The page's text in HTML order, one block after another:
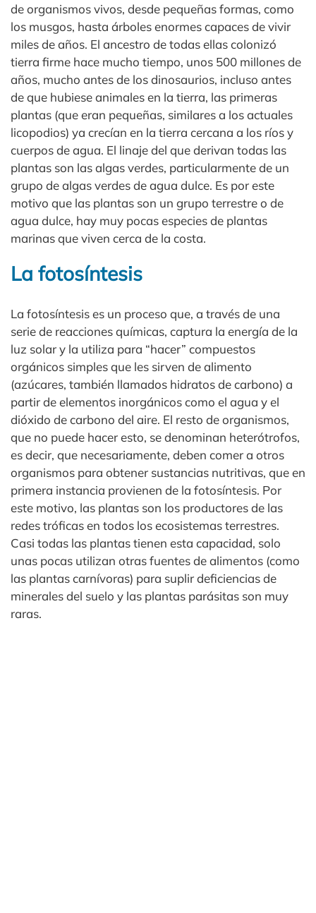
de organismos vivos, desde pequeñas formas, como
los musgos, hasta árboles enormes capaces de vivir
miles de años. El ancestro de todas ellas colonizó
tierra firme hace mucho tiempo, unos 500 millones de
años, mucho antes de los dinosaurios, incluso antes
de que hubiese animales en la tierra, las primeras
plantas (que eran pequeñas, similares a los actuales
licopodios) ya crecían en la tierra cercana a los ríos y
cuerpos de agua. El linaje del que derivan todas las
plantas son las algas verdes, particularmente de un
grupo de algas verdes de agua dulce. Es por este
motivo que las plantas son un grupo terrestre o de
agua dulce, hay muy pocas especies de plantas
marinas que viven cerca de la costa.
La fotosíntesis
La fotosíntesis es un proceso que, a través de una
serie de reacciones químicas, captura la energía de la
luz solar y la utiliza para “hacer” compuestos
orgánicos simples que les sirven de alimento
(azúcares, también llamados hidratos de carbono) a
partir de elementos inorgánicos como el agua y el
dióxido de carbono del aire. El resto de organismos,
que no puede hacer esto, se denominan heterótrofos,
es decir, que necesariamente, deben comer a otros
organismos para obtener sustancias nutritivas, que en
primera instancia provienen de la fotosíntesis. Por
este motivo, las plantas son los productores de las
redes tróficas en todos los ecosistemas terrestres.
Casi todas las plantas tienen esta capacidad, solo
unas pocas utilizan otras fuentes de alimentos (como
las plantas carnívoras) para suplir deficiencias de
minerales del suelo y las plantas parásitas son muy
raras.